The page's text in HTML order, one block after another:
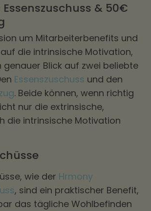
Essenszuschuss & 50€
um Mitarbeiterbenefits und
die intrinsische Motivation,
genauer Blick auf zwei beliebte
Essenszuschuss und den
. Beide können, wenn richtig
nur die extrinsische,
die intrinsische Motivation
wie der Hrmony
, sind ein praktischer Benefit,
das tägliche Wohlbefinden